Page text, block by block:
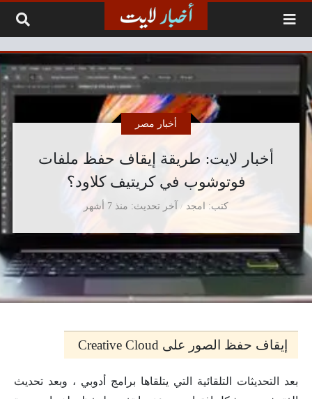
أخبار لايت: طريقة إيقاف حفظ ملفات
فوتوشوب في كريتيف كلاود؟
كتب امجد
أخبار مصر
آخر تحديث منذ 7 أشهر
إيقاف حفظ الصور على Creative Cloud
بعد التحديثات التلقائية التي يتلقاها برامج أدوبي ، وبعد تحديث